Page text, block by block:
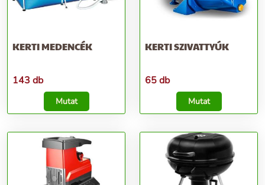
KERTI MEDENCÉK
143 db
Mutat
KERTI SZIVATTYÚK
65 db
Mutat